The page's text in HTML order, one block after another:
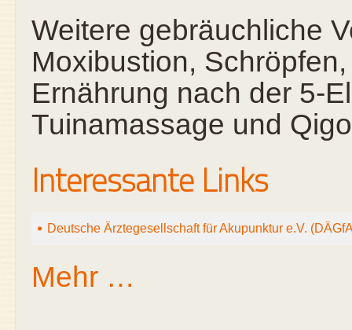
Weitere gebräuchliche
Moxibustion,
Ernährung nach der 5-
Tuinamassage und
Interessante Links
Deutsche Ärztegesellschaft für Akupunktur e.V.
Mehr …